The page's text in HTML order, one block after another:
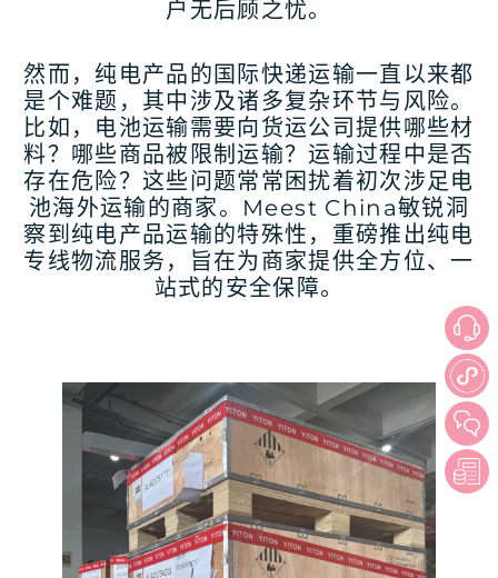
户无后顾之忧。
然而，纯电产品的国际快递运输一直以来都
是个难题，其中涉及诸多复杂环节与风险。
比如，电池运输需要向货运公司提供哪些材
料？哪些商品被限制运输？运输过程中是否
存在危险？这些问题常常困扰着初次涉足电
池海外运输的商家。Meest China敏锐洞
察到纯电产品运输的特殊性，重磅推出纯电
专线物流服务，旨在为商家提供全方位、一
站式的安全保障。